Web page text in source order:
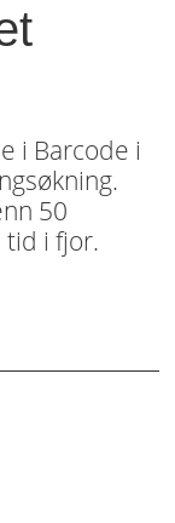
i Barcode i
50
i fjor.